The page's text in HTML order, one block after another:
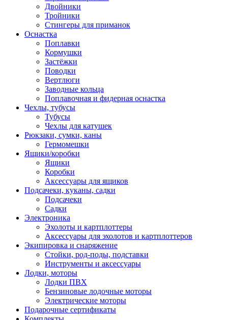
Двойники
Тройники
Стингеры для приманок
Оснастка
Поплавки
Кормушки
Застёжки
Поводки
Вертлюги
Заводные кольца
Поплавочная и фидерная оснастка
Чехлы, тубусы
Тубусы
Чехлы для катушек
Рюкзаки, сумки, каны
Гермомешки
Ящики/коробки
Ящики
Коробки
Аксессуары для ящиков
Подсачеки, куканы, садки
Подсачеки
Садки
Электроника
Эхолоты и картплоттеры
Аксессуары для эхолотов и картплоттеров
Экипировка и снаряжение
Стойки, род-поды, подставки
Инструменты и аксессуары
Лодки, моторы
Лодки ПВХ
Бензиновые лодочные моторы
Электрические моторы
Подарочные сертификаты